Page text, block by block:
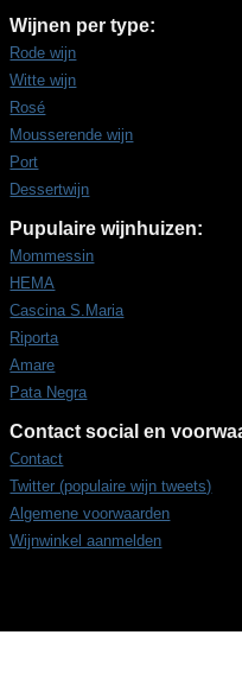
Wijnen per type:
Rode wijn
Witte wijn
Rosé
Mousserende wijn
Port
Dessertwijn
Pupulaire wijnhuizen:
Mommessin
HEMA
Cascina S.Maria
Riporta
Amare
Pata Negra
Contact social en
Contact
Twitter (populaire wijn tweets)
Algemene voorwaarden
Wijnwinkel aanmelden